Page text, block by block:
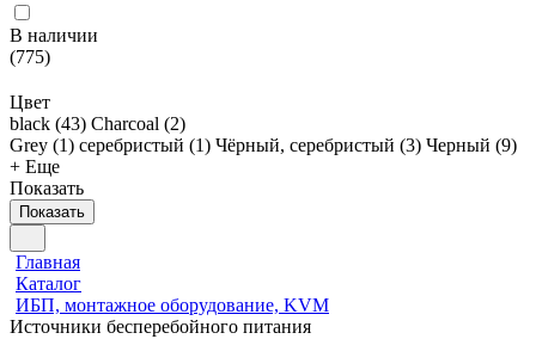
В наличии
(775)
Цвет
black (43) Charcoal (2)
Grey (1) серебристый (1) Чёрный, серебристый (3) Черный (9)
+ Еще
Показать
Показать
Главная
Каталог
ИБП, монтажное оборудование, KVM
Источники бесперебойного питания